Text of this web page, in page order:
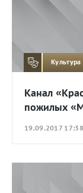
Культура
Канал
пожилых
19.09.2017 17:38